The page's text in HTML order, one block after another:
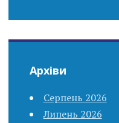
Архіви
Серпень 2026
Липень 2026